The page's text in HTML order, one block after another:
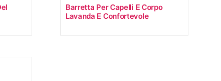
Barretta Per Capelli E Corpo
Lavanda E Confortevole